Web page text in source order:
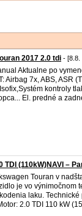
2017 2.0 tdi - [8.8.
Aktualne po
Airbag 7x, ABS, ASR
kontroly
El. predné a
TDI (110kW)NAVI –
Touran v
je vo výnimočnom
laku. Technické
2.0 TDI 110 kW